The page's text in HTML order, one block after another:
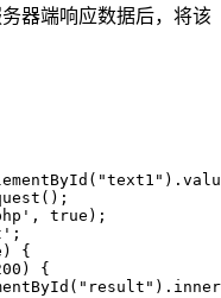
器端响应数据后，将该
true);
{
{